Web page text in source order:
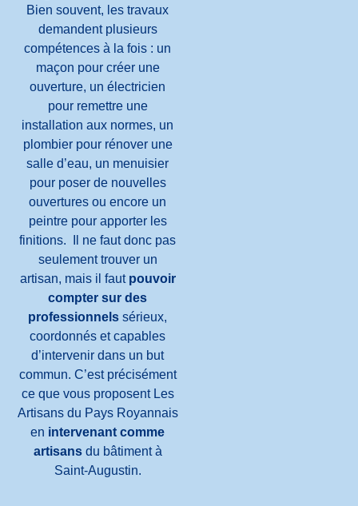
Bien souvent, les travaux
demandent plusieurs
compétences à la fois : un
maçon pour créer une
ouverture, un électricien
pour remettre une
installation aux normes, un
plombier pour rénover une
salle d’eau, un menuisier
pour poser de nouvelles
ouvertures ou encore un
peintre pour apporter les
finitions. Il ne faut donc pas
seulement trouver un
artisan, mais il faut pouvoir
compter sur des
professionnels sérieux,
coordonnés et capables
d’intervenir dans un but
commun. C’est précisément
ce que vous proposent Les
Artisans du Pays Royannais
en intervenant comme
artisansdu bâtiment à
Saint-Augustin.